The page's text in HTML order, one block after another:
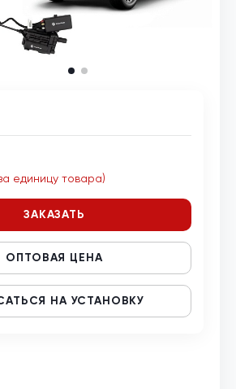
единицу товара)
ЗАКАЗАТЬ
ОПТОВАЯ ЦЕНА
НА УСТАНОВКУ